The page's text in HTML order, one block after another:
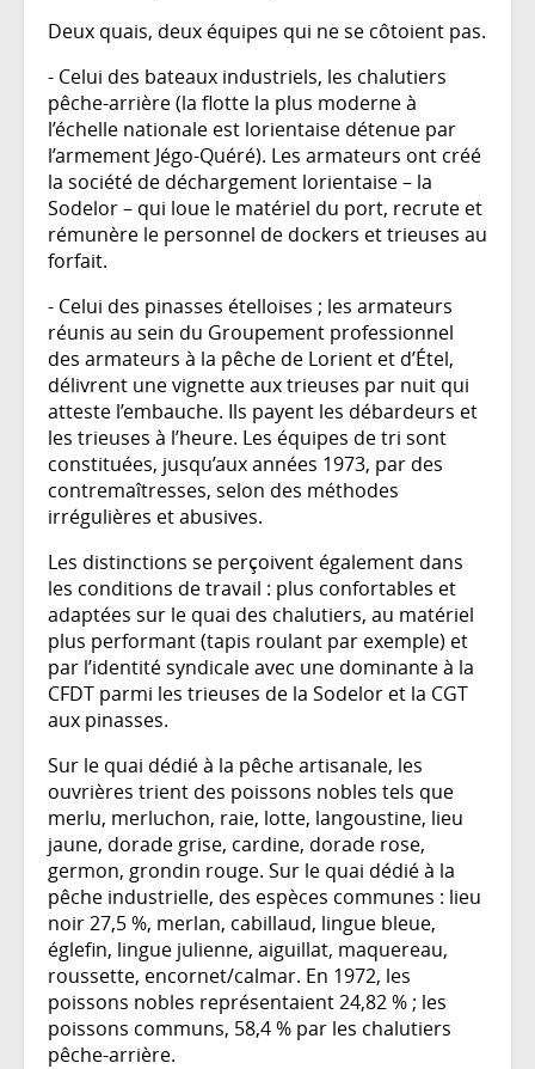
Deux quais, deux équipes qui ne se côtoient pas.
- Celui des bateaux industriels, les chalutiers
pêche-arrière (la flotte la plus moderne à
l’échelle nationale est lorientaise détenue par
l’armement Jégo-Quéré). Les armateurs ont créé
la société de déchargement lorientaise – la
Sodelor – qui loue le matériel du port, recrute et
rémunère le personnel de dockers et trieuses au
forfait.
- Celui des pinasses ételloises ; les armateurs
réunis au sein du Groupement professionnel
des armateurs à la pêche de Lorient et d’Étel,
délivrent une vignette aux trieuses par nuit qui
atteste l’embauche. Ils payent les débardeurs et
les trieuses à l’heure. Les équipes de tri sont
constituées, jusqu’aux années 1973, par des
contremaîtresses, selon des méthodes
irrégulières et abusives.
Les distinctions se perçoivent également dans
les conditions de travail : plus confortables et
adaptées sur le quai des chalutiers, au matériel
plus performant (tapis roulant par exemple) et
par l’identité syndicale avec une dominante à la
CFDT parmi les trieuses de la Sodelor et la CGT
aux pinasses.
Sur le quai dédié à la pêche artisanale, les
ouvrières trient des poissons nobles tels que
merlu, merluchon, raie, lotte, langoustine, lieu
jaune, dorade grise, cardine, dorade rose,
germon, grondin rouge. Sur le quai dédié à la
pêche industrielle, des espèces communes : lieu
noir 27,5 %, merlan, cabillaud, lingue bleue,
églefin, lingue julienne, aiguillat, maquereau,
roussette, encornet/calmar. En 1972, les
poissons nobles représentaient 24,82 % ; les
poissons communs, 58,4 % par les chalutiers
pêche-arrière.